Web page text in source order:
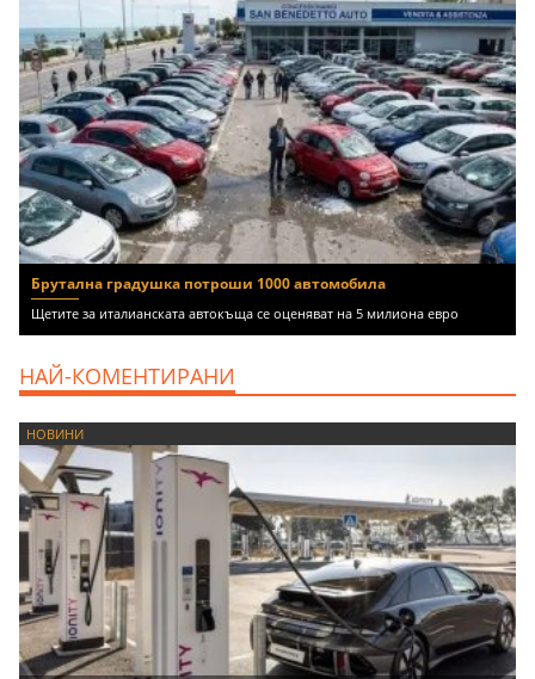
Брутална градушка потроши 1000 автомобила
Щетите за италианската автокъща се оценяват на 5 милиона евро
НАЙ-КОМЕНТИРАНИ
НОВИНИ